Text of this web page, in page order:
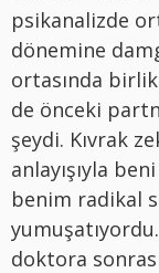
psikanalizde
dönemine
ortasında
de önceki
şeydi. Kıvrak
anlayışıyla
benim radikal
doktora